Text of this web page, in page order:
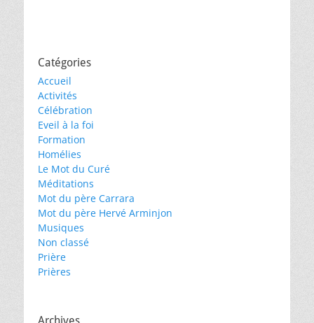
Catégories
Accueil
Activités
Célébration
Eveil à la foi
Formation
Homélies
Le Mot du Curé
Méditations
Mot du père Carrara
Mot du père Hervé Arminjon
Musiques
Non classé
Prière
Prières